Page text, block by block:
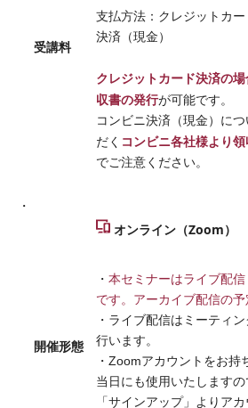
受講料
支払方法：クレジットカ
決済（現金）
クレジットカード決済の
収書の発行が可能です。
コンビニ決済（現金）に
だく コンビニ各社様より
でご注意ください。
開催形態
オンライン（Zoom）
・ 本セミナーはライブ配
です。アーカイブ配信の予
・ライブ配信はミーティ
行います。
・Zoomアカウントをお持
当日にも使用いたしますの
「サインアップ」よりア